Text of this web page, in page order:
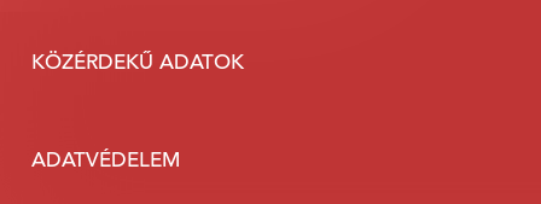
KÖZÉRDEKŰ ADATOK
ADATVÉDELEM